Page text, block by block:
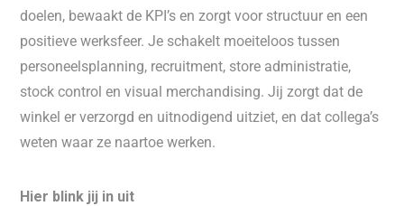
doelen, bewaakt de KPI’s en zorgt voor structuur en een
positieve werksfeer. Je schakelt moeiteloos tussen
personeelsplanning, recruitment, store administratie,
stock control en visual merchandising. Jij zorgt dat de
winkel er verzorgd en uitnodigend uitziet, en dat collega’s
weten waar ze naartoe werken.
Hier blink jij in uit